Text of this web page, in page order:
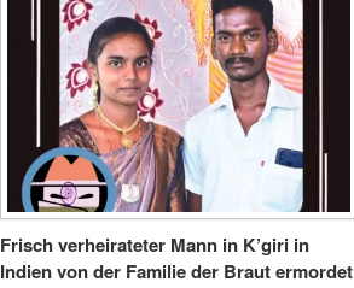
Frisch verheirateter Mann in K’giri in
Indien von der Familie der Braut ermordet